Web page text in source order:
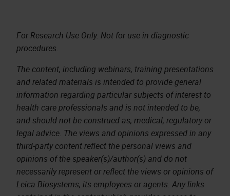
For Research Use Only. Not for use in diagnostic
procedures.
The content, including webinars, training presentations
and related materials is intended to provide general
information regarding particular subjects of interest to
health care professionals and is not intended to be,
and should not be construed as, medical, regulatory or
legal advice. The views and opinions expressed in any
third-party content reflect the personal views and
opinions of the speaker(s)/author(s) and do not
necessarily represent or reflect the views or opinions of
Leica Biosystems, its employees or agents. Any links